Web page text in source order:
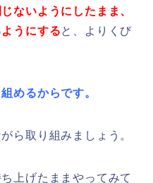
ないようにしたまま、
うにすると、よりくび
めるからです。
ら取り組みましょう。
上げたままやってみて